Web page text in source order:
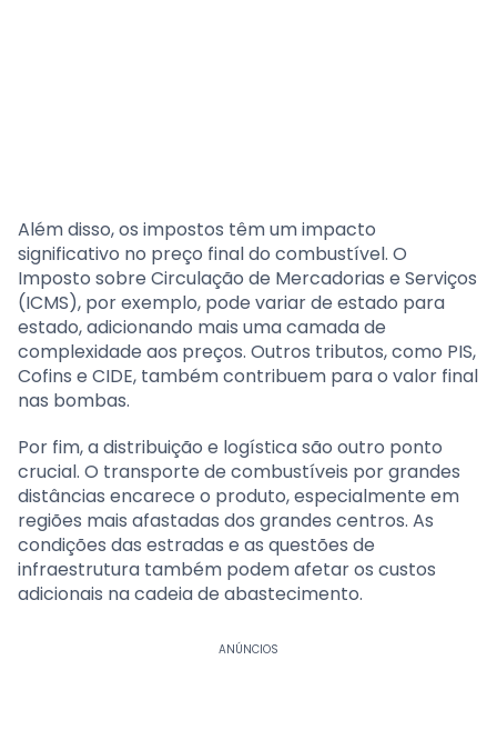
Além disso, os impostos têm um impacto
significativo no preço final do combustível. O
Imposto sobre Circulação de Mercadorias e Serviços
(ICMS), por exemplo, pode variar de estado para
estado, adicionando mais uma camada de
complexidade aos preços. Outros tributos, como PIS,
Cofins e CIDE, também contribuem para o valor final
nas bombas.
Por fim, a distribuição e logística são outro ponto
crucial. O transporte de combustíveis por grandes
distâncias encarece o produto, especialmente em
regiões mais afastadas dos grandes centros. As
condições das estradas e as questões de
infraestrutura também podem afetar os custos
adicionais na cadeia de abastecimento.
ANÚNCIOS